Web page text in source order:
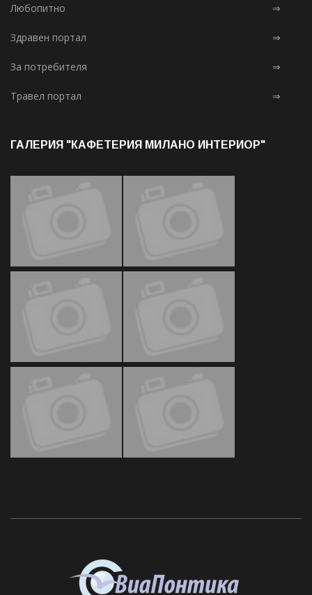
Любопитно ⇒
Здравен портал ⇒
За потребителя ⇒
Травел портал ⇒
ГАЛЕРИЯ "КАФЕТЕРИЯ МИЛАНО ИНТЕРИОР"